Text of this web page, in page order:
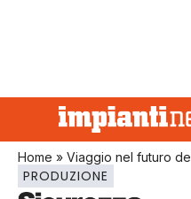
Home » Viaggio nel futuro
PRODUZIONE